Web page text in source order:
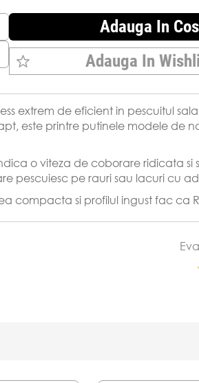
Adauga In Cos
Adauga In
extrem de eficient in pescuitul
este printre putinele modele de
o viteza de coborare ridicata si
pescuiesc pe rauri sau lacuri cu
compacta si profilul ingust fac ca
considerabil mai mare, RTB
a profilului anuleaza forta